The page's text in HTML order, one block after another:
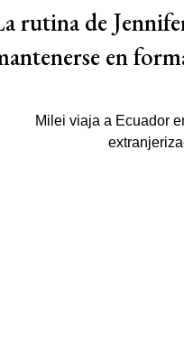
rutina de
en